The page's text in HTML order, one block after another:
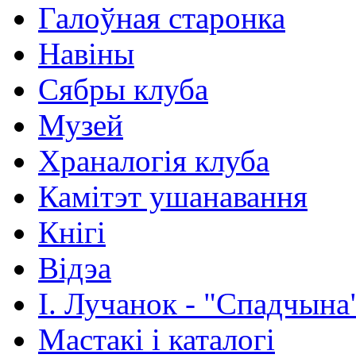
Галоўная старонка
Навіны
Сябры клуба
Музей
Храналогія клуба
Камітэт ушанавання
Кнігі
Відэа
І. Лучанок -
Мастакі i каталогi